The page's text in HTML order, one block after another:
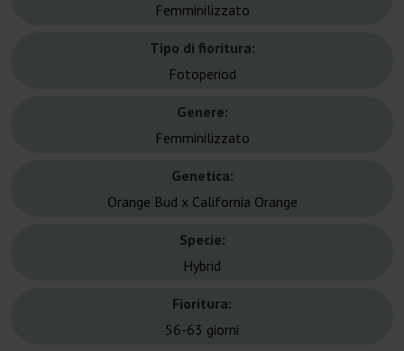
Femminilizzato
Tipo di fioritura:
Fotoperiod
Genere:
Femminilizzato
Genetica:
Orange Bud x California Orange
Specie:
Hybrid
Fioritura:
56-63 giorni